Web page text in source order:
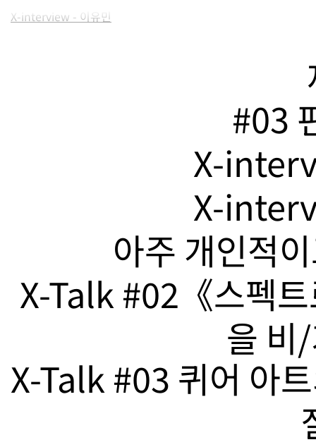
#03
X-
X-
아주 개인적
X-Talk #02《스펙
을 비
X-Talk #03 퀴어 아
X-interview - 이유민